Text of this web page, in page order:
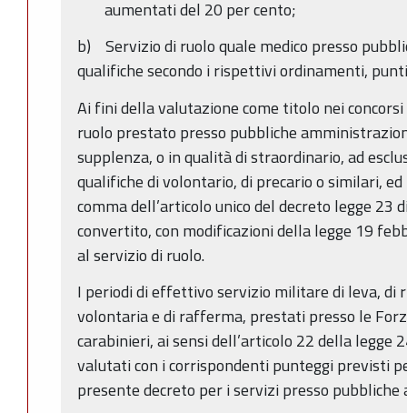
aumentati del 20 per cento;
b) Servizio di ruolo quale medico presso
qualifiche secondo i rispettivi ordinamenti,
Ai fini della valutazione come titolo nei
ruolo prestato presso pubbliche
supplenza, o in qualità di straordinario, ad
qualifiche di volontario, di precario o similari,
comma dell’articolo unico del decreto legge 23
convertito, con modificazioni della legge 19
al servizio di ruolo.
I periodi di effettivo servizio militare di leva, di
volontaria e di rafferma, prestati presso le
carabinieri, ai sensi dell’articolo 22 della legge
valutati con i corrispondenti punteggi previsti
presente decreto per i servizi presso